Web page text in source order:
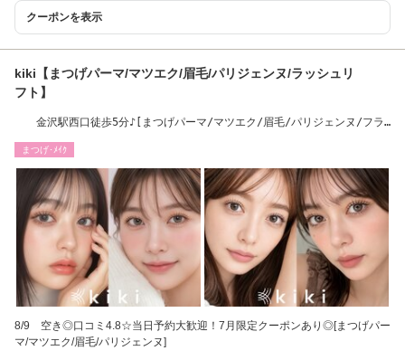
クーポンを表示
kiki【まつげパーマ/マツエク/眉毛/パリジェンヌ/ラッシュリ
フト】
金沢駅西口徒歩5分♪[まつげパーマ/マツエク/眉毛/パリジェンヌ/フラ
まつげ･ﾒｲｸ
8/9 空き◎口コミ4.8☆当日予約大歓迎！7月限定クーポンあり◎[まつげパー
マ/マツエク/眉毛/パリジェンヌ]